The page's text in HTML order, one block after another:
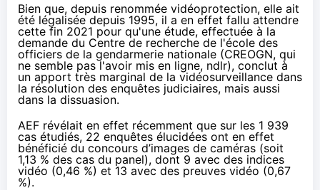
Bien que, depuis renommée vidéoprotection, elle ait
été légalisée depuis 1995, il a en effet fallu attendre
cette fin 2021 pour qu'une étude, effectuée à la
demande du Centre de recherche de l'école des
officiers de la gendarmerie nationale (CREOGN, qui
ne semble pas l'avoir mis en ligne, ndlr), conclut à
un apport très marginal de la vidéosurveillance dans
la résolution des enquêtes judiciaires, mais aussi
dans la dissuasion.
AEF révélait en effet récemment que sur les 1 939
cas étudiés, 22 enquêtes élucidées ont en effet
bénéficié du concours d’images de caméras (soit
1,13 % des cas du panel), dont 9 avec des indices
vidéo (0,46 %) et 13 avec des preuves vidéo (0,67
%).